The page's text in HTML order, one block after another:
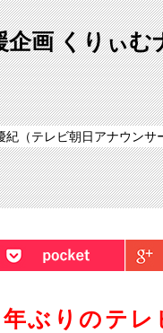
企画 くりぃ
紀（テレビ朝日アナウンサ
はてブ
年ぶりのテレ